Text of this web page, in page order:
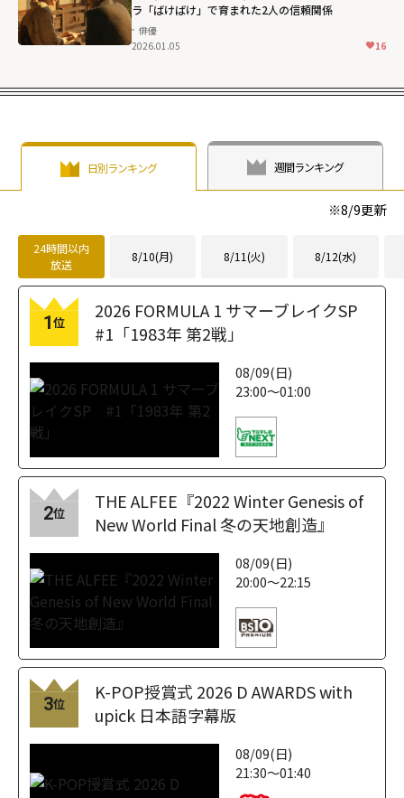
ラ「ばけばけ」で育まれた2人の信頼関係
俳優
2026.01.05
16
日別ランキング 週間ランキング
※8/9更新
24時間以内
放送
8/10(月) 8/11(火) 8/12(水)
1位
2026 FORMULA 1 サマーブレイクSP
#1「1983年 第2戦」
08/09(日)
23:00～01:00
2位
THE ALFEE『2022 Winter Genesis of
New World Final 冬の天地創造』
08/09(日)
20:00～22:15
3位
K-POP授賞式 2026 D AWARDS with
upick 日本語字幕版
08/09(日)
21:30～01:40